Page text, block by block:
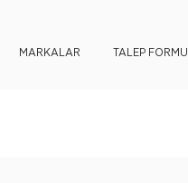
MARKALAR TALEP FORMU